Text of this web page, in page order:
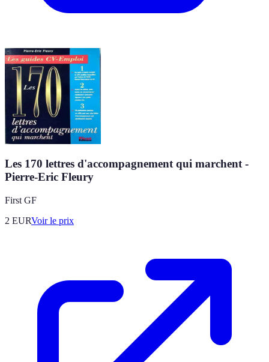
Les 170 lettres d'accompagnement qui marchent -
Pierre-Eric Fleury
First GF
2 EURVoir le prix